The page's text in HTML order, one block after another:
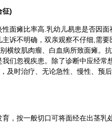
征)
面瘫比率高.乳幼儿易患是否因
诉不明确，双亲观察不仔细,需
横纹肌肉瘤、白血病所致面瘫。
们忽视疾患。除了诊断中应经常
及时治疗、无论急性、慢性、预
，按一般切口可将面经在出茎乳